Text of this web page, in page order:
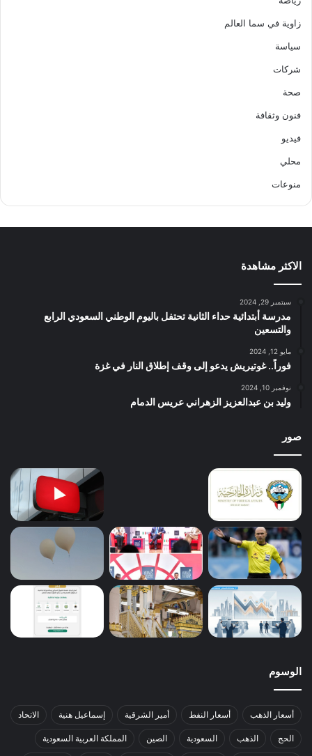
زاوية في سما العالم
سياسة
شركات
صحة
فنون وثقافة
فيديو
محلي
منوعات
الاكثر مشاهدة
سبتمبر 29, 2024
مدرسة أبتدائية حداء الثانية تحتفل باليوم الوطني السعودي الرابع
والتسعين
مايو 12, 2024
فوراً.. غوتيريش يدعو إلى وقف إطلاق النار في غزة
نوفمبر 10, 2024
وليد بن عبدالعزيز الزهراني عريس الدمام
صور
الوسوم
أسعار الذهب أسعار النفط أمير الشرقية إسماعيل هنية الاتحاد
الحج الذهب السعودية الصين المملكة العربية السعودية